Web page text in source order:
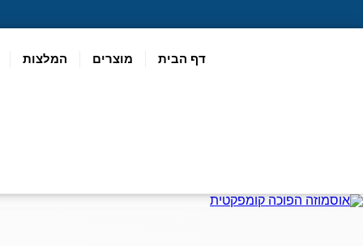
דף הבית מוצרים המלצות